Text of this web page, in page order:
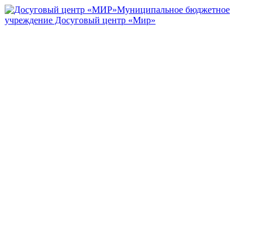
Муниципальное бюджетное
учреждение Досуговый центр «Мир»